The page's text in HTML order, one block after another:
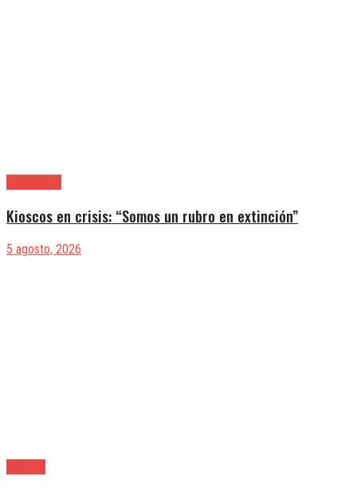
Kioscos en crisis: “Somos un rubro en extinción”
5 agosto, 2026